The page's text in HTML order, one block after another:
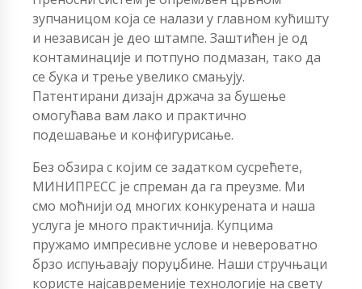
зупчаницом која се налази у главном кућишту
и независан је део штампе. Заштићен је од
контаминације и потпуно подмазан, тако да
се бука и трење увелико смањују.
Патентирани дизајн држача за бушење
омогућава вам лако и практично
подешавање и конфигурисање.
Без обзира с којим се задатком сусрећете,
МИНИПРЕСС је спреман да га преузме. Ми
смо моћнији од многих конкурената и наша
услуга је много практичнија. Купцима
пружамо импресивне услове и невероватно
брзо испуњавају поруџбине. Наши стручњаци
користе најсавременије технологије на свету